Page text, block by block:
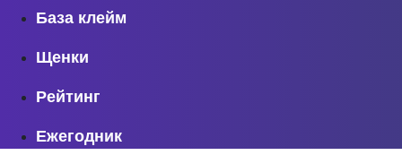
База клейм
Щенки
Рейтинг
Ежегодник